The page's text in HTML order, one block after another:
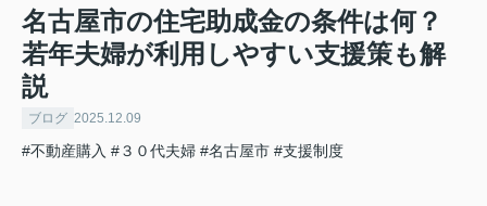
名古屋市の住宅助成金の条件は何？
若年夫婦が利用しやすい支援策も解
説
ブログ 2025.12.09
#不動産購入 #３０代夫婦 #名古屋市 #支援制度